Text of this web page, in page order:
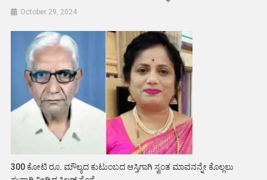
October 29, 2024
300 ಕೋಟಿ ರೂ. ಮೌಲ್ಯದ ಕುಟುಂಬದ ಆಸ್ತಿಗಾಗಿ ಸ್ವಂತ ಮಾವನನ್ನೇ ಕೊಲ್ಲಲು